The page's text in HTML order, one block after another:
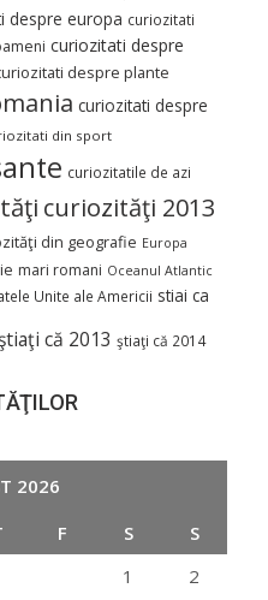
despre europa curiozitati
curiozitati despre
despre plante
curiozitati despre
din sport
curiozitatile de azi
curiozităţi 2013
din geografie Europa
mari romani Oceanul Atlantic
Unite ale Americii stiai ca
că 2013 ştiaţi că 2014
2026
F S
S
1
2